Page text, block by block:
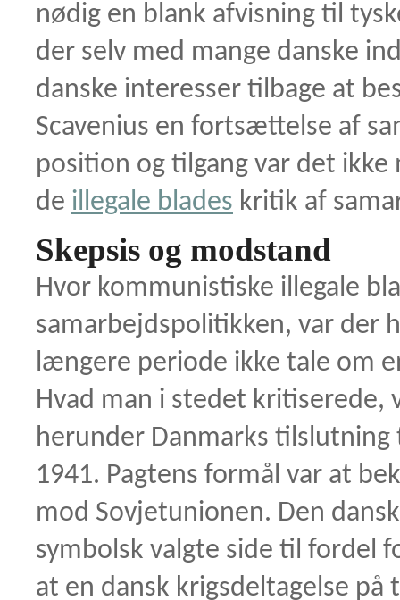
nødig en blank afvisning til
der selv med mange danske
danske interesser tilbage at
Scavenius en fortsættelse af
position og tilgang var det
de illegale blades kritik af
Skepsis og modstand
Hvor kommunistiske illegale
samarbejdspolitikken, var der
længere periode ikke tale om
Hvad man i stedet kritiserede,
herunder Danmarks
1941. Pagtens formål var at
mod Sovjetunionen. Den
symbolsk valgte side til fordel
at en dansk krigsdeltagelse